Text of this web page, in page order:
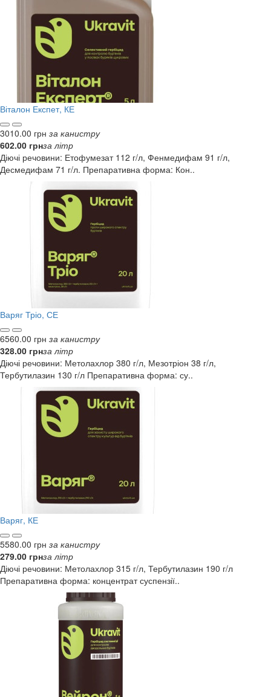
Віталон Експет, КЕ
3010.00 грн за канистру
602.00 грнза літр
Діючі речовини: Етофумезат 112 г/л, Фенмедифам 91 г/л,
Десмедифам 71 г/л. Препаративна форма: Кон..
Варяг Тріо, СЕ
6560.00 грн за канистру
328.00 грнза літр
Діючі речовини: Метолахлор 380 г/л, Мезотріон 38 г/л,
Тербутилазин 130 г/л Препаративна форма: су..
Варяг, КЕ
5580.00 грн за канистру
279.00 грнза літр
Діючі речовини: Метолахлор 315 г/л, Тербутилазин 190 г/л
Препаративна форма: концентрат суспензії..